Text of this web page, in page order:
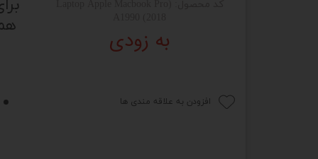
به زودی
افزودن به علاقه مندی ها